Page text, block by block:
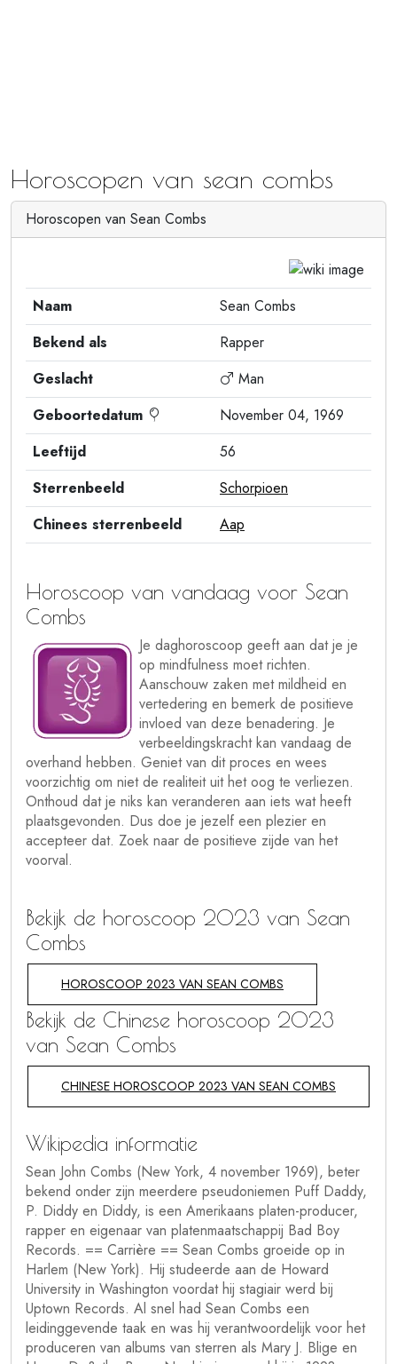
Horoscopen van sean combs
Horoscopen van Sean Combs
Naam
Sean Combs
Bekend als
Rapper
Geslacht
Man
Geboortedatum
November 04, 1969
Leeftijd
56
Sterrenbeeld
Schorpioen
Chinees sterrenbeeld
Aap
Horoscoop van vandaag voor Sean
Combs
Je daghoroscoop geeft aan dat je je
op mindfulness moet richten.
Aanschouw zaken met mildheid en
vertedering en bemerk de positieve
invloed van deze benadering. Je
verbeeldingskracht kan vandaag de
overhand hebben. Geniet van dit proces en wees
voorzichtig om niet de realiteit uit het oog te verliezen.
Onthoud dat je niks kan veranderen aan iets wat heeft
plaatsgevonden. Dus doe je jezelf een plezier en
accepteer dat. Zoek naar de positieve zijde van het
voorval.
Bekijk de horoscoop 2023 van Sean
Combs
HOROSCOOP 2023 VAN SEAN COMBS
Bekijk de Chinese horoscoop 2023
van Sean Combs
CHINESE HOROSCOOP 2023 VAN SEAN COMBS
Wikipedia informatie
Sean John Combs (New York, 4 november 1969), beter
bekend onder zijn meerdere pseudoniemen Puff Daddy,
P. Diddy en Diddy, is een Amerikaans platen-producer,
rapper en eigenaar van platenmaatschappij Bad Boy
Records. == Carrière == Sean Combs groeide op in
Harlem (New York). Hij studeerde aan de Howard
University in Washington voordat hij stagiair werd bij
Uptown Records. Al snel had Sean Combs een
leidinggevende taak en was hij verantwoordelijk voor het
produceren van albums van sterren als Mary J. Blige en